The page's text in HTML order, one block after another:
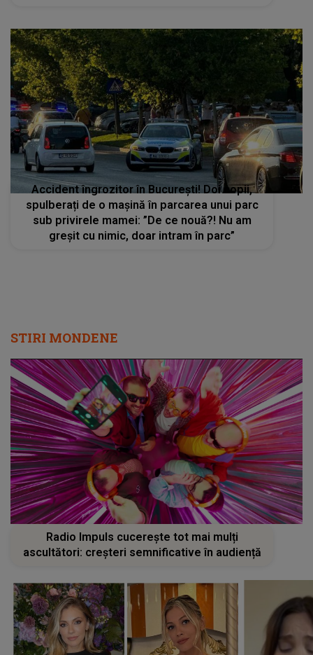
Accident îngrozitor în București! Doi copii,
spulberați de o mașină în parcarea unui parc
sub privirele mamei: ”De ce nouă?! Nu am
greșit cu nimic, doar intram în parc”
STIRI MONDENE
Radio Impuls cucerește tot mai mulți
ascultători: creșteri semnificative în audiență